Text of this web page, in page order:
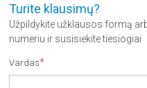
Turite klausimų?
Užpildykite užklausos formą
numeriu ir susisiekite tiesiogiai
Vardas*